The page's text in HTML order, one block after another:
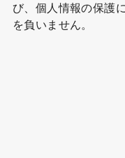
び、個人情報の保護
を負いません。